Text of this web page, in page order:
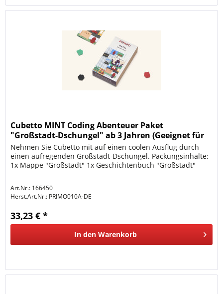
Cubetto MINT Coding Abenteuer Paket
"Großstadt-Dschungel" ab 3 Jahren (Geeignet für
Montessori) - De
Nehmen Sie Cubetto mit auf einen coolen Ausflug durch
einen aufregenden Großstadt-Dschungel. Packungsinhalte:
1x Mappe "Großstadt" 1x Geschichtenbuch "Großstadt"
Art.Nr.: 166450
Herst.Art.Nr.: PRIMO010A-DE
33,23 € *
In den Warenkorb